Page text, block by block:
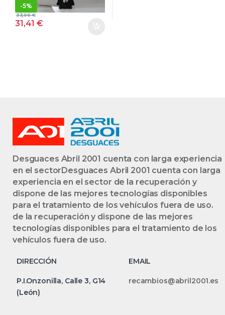
D/M9RC8 –
#PROV#
DM9RC8PROV
-5%
31,41€
33,06€
Desguaces Abril 2001 cuenta con larga experiencia
en el sectorDesguaces Abril 2001 cuenta con larga
experiencia en el sector de la recuperación y
dispone de las mejores tecnologías disponibles
para el tratamiento de los vehículos fuera de uso.
de la recuperación y dispone de las mejores
tecnologías disponibles para el tratamiento de los
vehículos fuera de uso.
DIRECCIÓN EMAIL
P.I.Onzonilla, Calle 3, G14
(León)
recambios@abril2001.es